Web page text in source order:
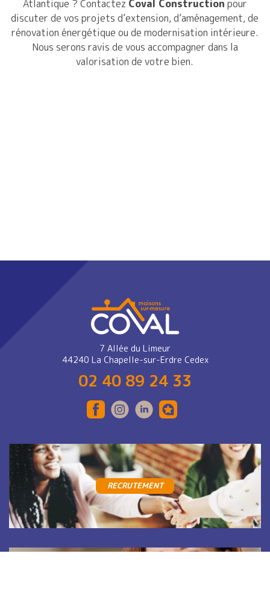
Atlantique ? Contactez Coval Construction pour
discuter de vos projets d’extension, d’aménagement, de
rénovation énergétique ou de modernisation intérieure.
Nous serons ravis de vous accompagner dans la
valorisation de votre bien.
7 Allée du Limeur
44240 La Chapelle-sur-Erdre Cedex
02 40 89 24 33
RECRUTEMENT